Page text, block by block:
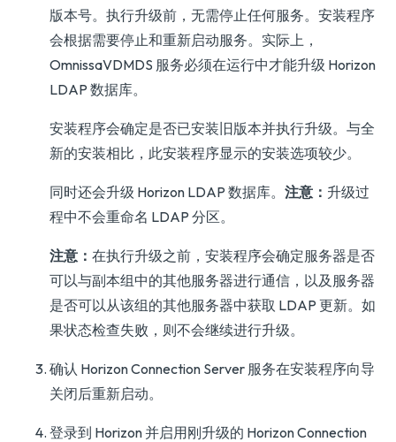
版本号。执行升级前，无需停止任何服务。安装程序
会根据需要停止和重新启动服务。实际上，
OmnissaVDMDS 服务必须在运行中才能升级 Horizon
LDAP 数据库。
安装程序会确定是否已安装旧版本并执行升级。与全
新的安装相比，此安装程序显示的安装选项较少。
同时还会升级 Horizon LDAP 数据库。 注意： 升级过
程中不会重命名 LDAP 分区。
注意： 在执行升级之前，安装程序会确定服务器是否
可以与副本组中的其他服务器进行通信，以及服务器
是否可以从该组的其他服务器中获取 LDAP 更新。如
果状态检查失败，则不会继续进行升级。
确认 Horizon Connection Server 服务在安装程序向导
关闭后重新启动。
登录到 Horizon 并启用刚升级的 Horizon Connection